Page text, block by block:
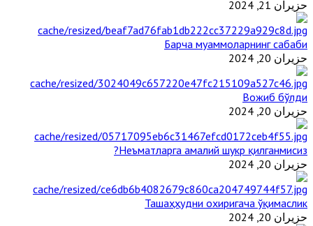
حزيران 21, 2024
Барча муаммоларнинг сабаби
حزيران 20, 2024
Вожиб бўлди
حزيران 20, 2024
Неъматларга амалий шукр қилганмисиз?
حزيران 20, 2024
Ташаҳҳудни охиригача ўқимаслик
حزيران 20, 2024